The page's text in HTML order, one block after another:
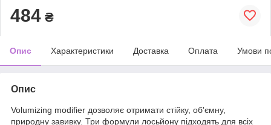
484 ₴
Опис Характеристики Доставка Оплата Умови
Опис
Volumizing modifier дозволяє отримати стійку, об'ємну,
природну завивку. Три формули лосьйону підходять для всіх